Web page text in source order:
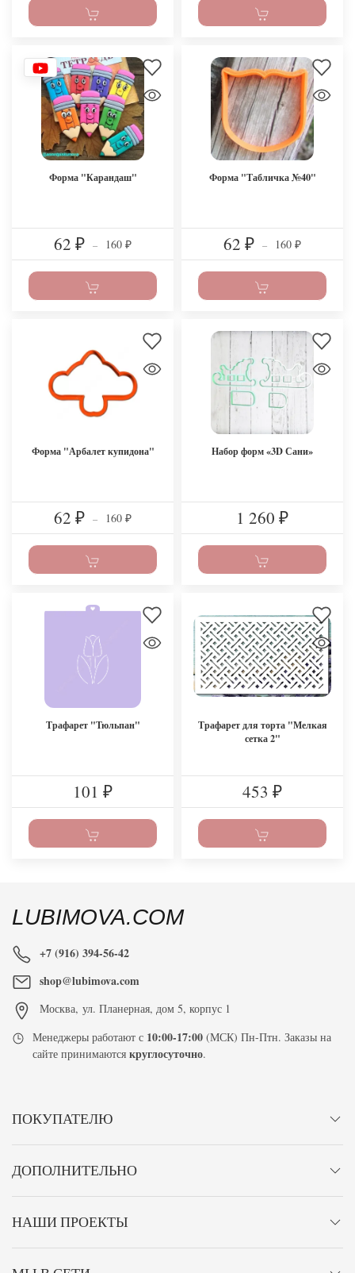
Форма "Карандаш"
62 ₽ – 160 ₽
Форма "Табличка №40"
62 ₽ – 160 ₽
Форма "Арбалет купидона"
62 ₽ – 160 ₽
Набор форм «3D Сани»
1 260 ₽
Трафарет "Тюльпан"
101 ₽
Трафарет для торта "Мелкая
сетка 2"
453 ₽
LUBIMOVA.COM
+7 (916) 394-56-42
shop@lubimova.com
Москва, ул. Планерная, дом 5, корпус 1
Менеджеры работают с 10:00-17:00 (МСК) Пн-Птн. Заказы на
сайте принимаютсякруглосуточно.
ПОКУПАТЕЛЮ
ДОПОЛНИТЕЛЬНО
НАШИ ПРОЕКТЫ